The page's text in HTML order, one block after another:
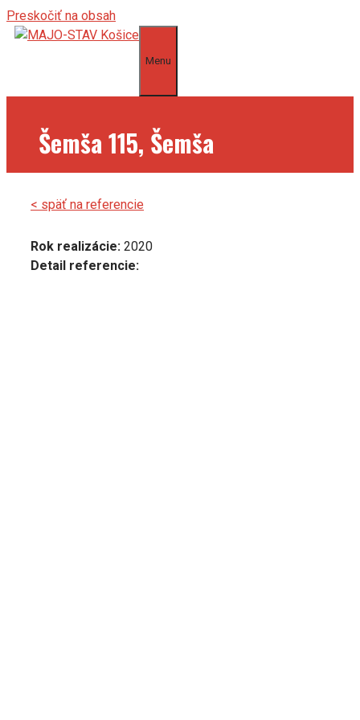
Preskočiť na obsah
Menu
Šemša 115, Šemša
< späť na referencie
Rok realizácie: 2020
Detail referencie: